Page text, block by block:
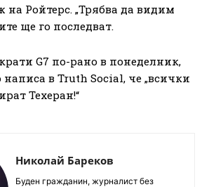
на Ройтерс. „Трябва да видим
ще го последват.
G7 по-рано в понеделник,
написа в Truth Social, че „всички
Техеран!“
Николай Бареков
Буден гражданин, журналист без